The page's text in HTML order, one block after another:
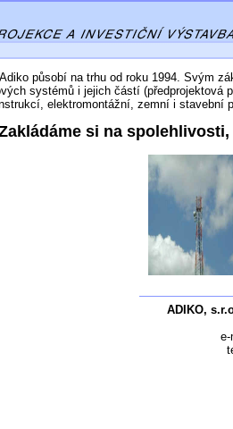
působí na trhu od roku 1994. Svým
systémů i jejich částí (předprojektová
elektromontážní, zemní i stavební
si na
ADIKO,